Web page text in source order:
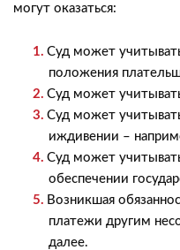
могут оказаться:
Суд может
положения
Суд может
Суд может
иждивении –
Суд может
обеспечении
Возникшая
платежи другим
далее.